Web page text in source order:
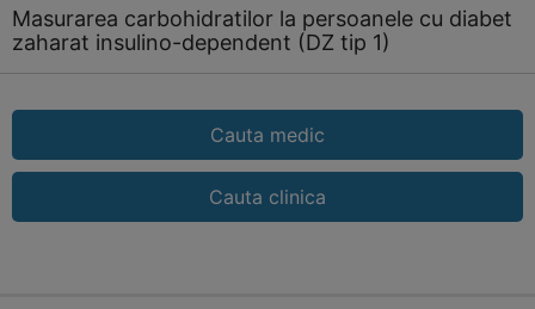
Masurarea carbohidratilor la persoanele cu diabet
zaharat insulino-dependent (DZ tip 1)
Cauta medic
Cauta clinica